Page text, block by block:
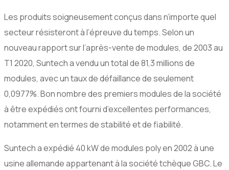
Les produits soigneusement conçus dans n’importe quel
secteur résisteront à l’épreuve du temps. Selon un
nouveau rapport sur l’après-vente de modules, de 2003 au
T1 2020, Suntech a vendu un total de 81,3 millions de
modules, avec un taux de défaillance de seulement
0,0977%. Bon nombre des premiers modules de la société
à être expédiés ont fourni d’excellentes performances,
notamment en termes de stabilité et de fiabilité.
Suntech a expédié 40 kW de modules poly en 2002 à une
usine allemande appartenant à la société tchèque GBC. Le